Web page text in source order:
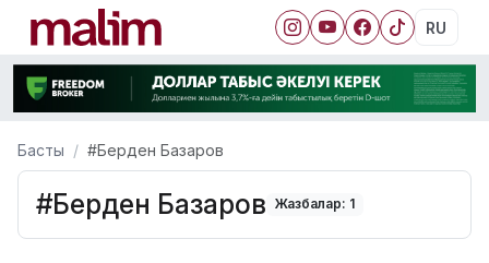
RU
Басты #Берден Базаров
#Берден Базаров Жазбалар: 1